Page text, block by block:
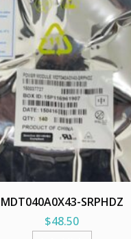
MDT040A0X43-SRPHDZ
$48.50